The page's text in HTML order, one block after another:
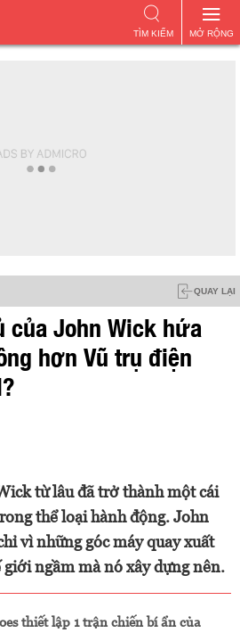
MỞ RỘNG
TÌM KIẾM
QUAY LẠI
của John Wick hứa
hơn Vũ trụ điện
từ lâu đã trở thành một cái
thể loại hành động. John
vì những góc máy quay xuất
giới ngầm mà nó xây dựng nên.
thiết lập 1 trận chiến bí ẩn của